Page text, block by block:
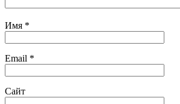
Имя *
Email *
Сайт